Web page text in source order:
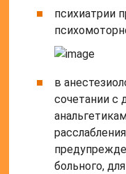
психиатрии
в
сочетании с
больного,